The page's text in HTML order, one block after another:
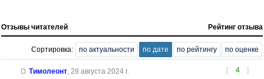
Отзывы читателей Рейтинг отзыва
Сортировка: по актуальности по дате по рейтингу по оценке
[ 4 ]
Тимолеонт, 28 августа 2024 г.